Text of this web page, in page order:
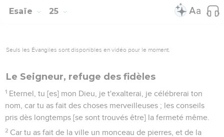
Esaïe 25
Seuls les Évangiles sont disponibles en vidéo pour le moment.
Le Seigneur, refuge des fidèles
1 Eternel, tu [es] mon Dieu, je t'exalterai, je célébrerai ton
nom, car tu as fait des choses merveilleuses ; les conseils
pris dès longtemps [se sont trouvés être] la fermeté même.
2 Car tu as fait de la ville un monceau de pierres, et de la